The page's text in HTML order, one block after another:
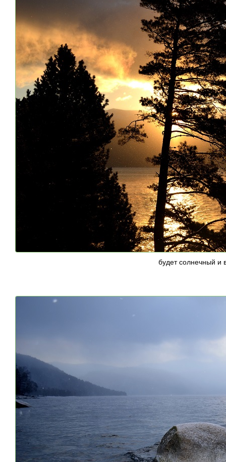
будет солнечный и